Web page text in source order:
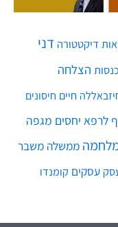
דיקטטורה דני
הצלחה
חיים חיסונים
לרפא יחסים מגפה
ממשלה משבר
עסקים קומנדו